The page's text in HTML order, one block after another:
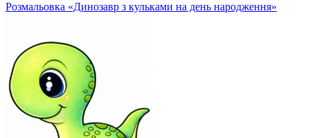
Розмальовка «Динозавр з кульками на день народження»